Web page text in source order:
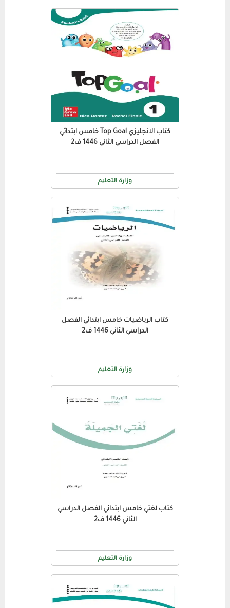
كتاب الانجليزي Top Goal خامس ابتدائي
الفصل الدراسي الثاني 1446 ف2
وزارة التعليم
كتاب الرياضيات خامس ابتدائي الفصل
الدراسي الثاني 1446 ف2
وزارة التعليم
كتاب لغتي خامس ابتدائي الفصل الدراسي
الثاني 1446 ف2
وزارة التعليم